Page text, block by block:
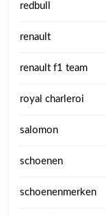
redbull
renault
renault f1 team
royal charleroi
salomon
schoenen
schoenenmerken